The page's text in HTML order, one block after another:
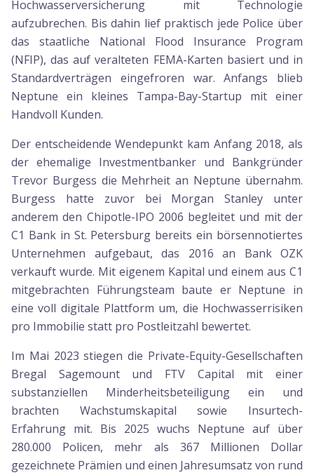
Hochwasserversicherung mit Technologie
aufzubrechen. Bis dahin lief praktisch jede Police über
das staatliche National Flood Insurance Program
(NFIP), das auf veralteten FEMA-Karten basiert und in
Standardverträgen eingefroren war. Anfangs blieb
Neptune ein kleines Tampa-Bay-Startup mit einer
Handvoll Kunden.
Der entscheidende Wendepunkt kam Anfang 2018, als
der ehemalige Investmentbanker und Bankgründer
Trevor Burgess die Mehrheit an Neptune übernahm.
Burgess hatte zuvor bei Morgan Stanley unter
anderem den Chipotle-IPO 2006 begleitet und mit der
C1 Bank in St. Petersburg bereits ein börsennotiertes
Unternehmen aufgebaut, das 2016 an Bank OZK
verkauft wurde. Mit eigenem Kapital und einem aus C1
mitgebrachten Führungsteam baute er Neptune in
eine voll digitale Plattform um, die Hochwasserrisiken
pro Immobilie statt pro Postleitzahl bewertet.
Im Mai 2023 stiegen die Private-Equity-Gesellschaften
Bregal Sagemount und FTV Capital mit einer
substanziellen Minderheitsbeteiligung ein und
brachten Wachstumskapital sowie Insurtech-
Erfahrung mit. Bis 2025 wuchs Neptune auf über
280.000 Policen, mehr als 367 Millionen Dollar
gezeichnete Prämien und einen Jahresumsatz von rund